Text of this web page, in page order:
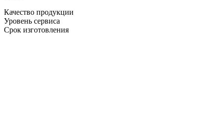
Качество продукции
Уровень сервиса
Срок изготовления